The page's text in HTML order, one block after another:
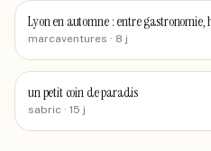
Lyon en automne : entre gastronomie,
marcaventures · 8 j
un petit coin de paradis
sabric · 15 j